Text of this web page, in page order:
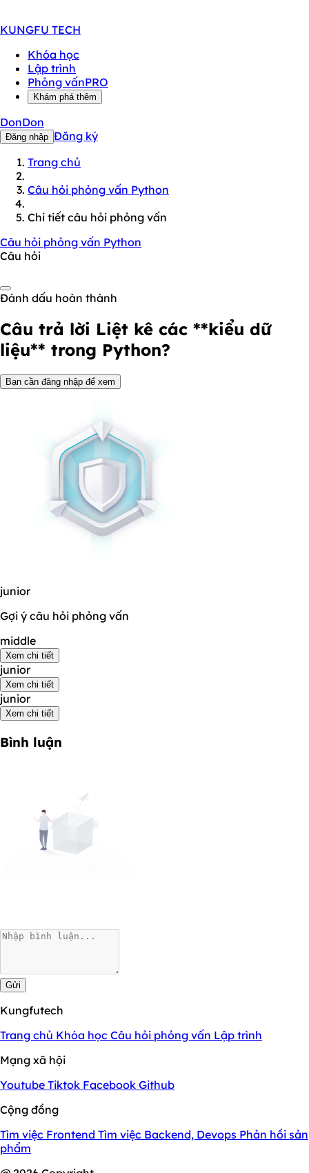
KUNGFU TECH
Khóa học
Lập trình
Phỏng vấnPRO
Khám phá thêm
DonDon
Đăng nhập Đăng ký
Trang chủ
Câu hỏi phỏng vấn Python
Chi tiết câu hỏi phỏng vấn
Câu hỏi phỏng vấn Python
Câu hỏi
Đánh dấu hoàn thành
Câu trả lời Liệt kê các **kiểu dữ
liệu** trong Python?
Bạn cần đăng nhập để xem
junior
Gợi ý câu hỏi phỏng vấn
middle
Xem chi tiết
junior
Xem chi tiết
junior
Xem chi tiết
Bình luận
Gửi
Kungfutech
Trang chủ Khóa học Câu hỏi phỏng vấn Lập trình
Mạng xã hội
Youtube Tiktok Facebook Github
Cộng đồng
Tìm việc Frontend Tìm việc Backend, Devops Phản hồi sản
phẩm